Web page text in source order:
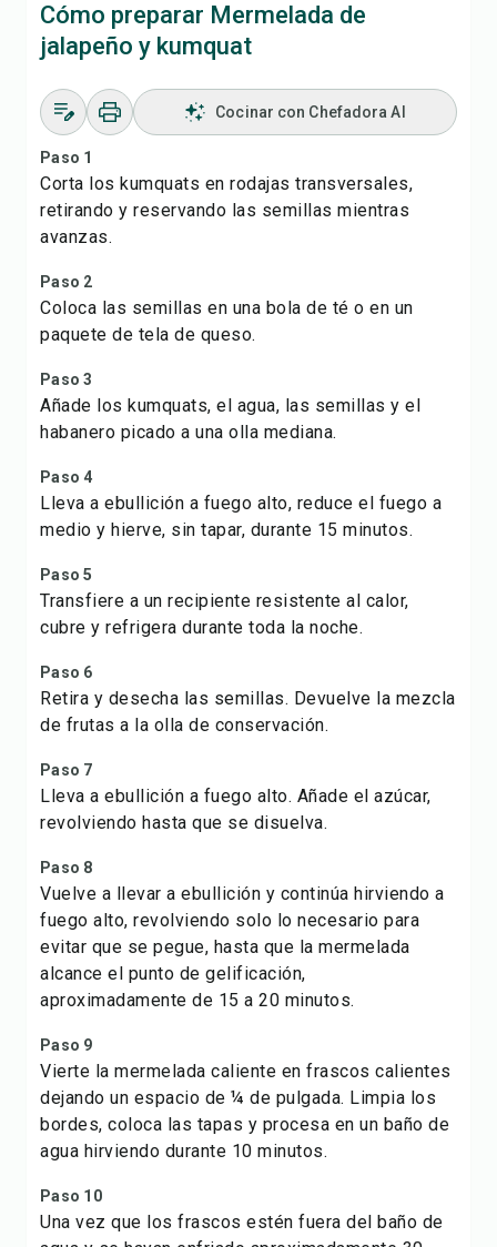
Cómo preparar Mermelada de
jalapeño y kumquat
Cocinar con Chefadora AI
Paso 1
Corta los kumquats en rodajas transversales,
retirando y reservando las semillas mientras
avanzas.
Paso 2
Coloca las semillas en una bola de té o en un
paquete de tela de queso.
Paso 3
Añade los kumquats, el agua, las semillas y el
habanero picado a una olla mediana.
Paso 4
Lleva a ebullición a fuego alto, reduce el fuego a
medio y hierve, sin tapar, durante 15 minutos.
Paso 5
Transfiere a un recipiente resistente al calor,
cubre y refrigera durante toda la noche.
Paso 6
Retira y desecha las semillas. Devuelve la mezcla
de frutas a la olla de conservación.
Paso 7
Lleva a ebullición a fuego alto. Añade el azúcar,
revolviendo hasta que se disuelva.
Paso 8
Vuelve a llevar a ebullición y continúa hirviendo a
fuego alto, revolviendo solo lo necesario para
evitar que se pegue, hasta que la mermelada
alcance el punto de gelificación,
aproximadamente de 15 a 20 minutos.
Paso 9
Vierte la mermelada caliente en frascos calientes
dejando un espacio de ¼ de pulgada. Limpia los
bordes, coloca las tapas y procesa en un baño de
agua hirviendo durante 10 minutos.
Paso 10
Una vez que los frascos estén fuera del baño de